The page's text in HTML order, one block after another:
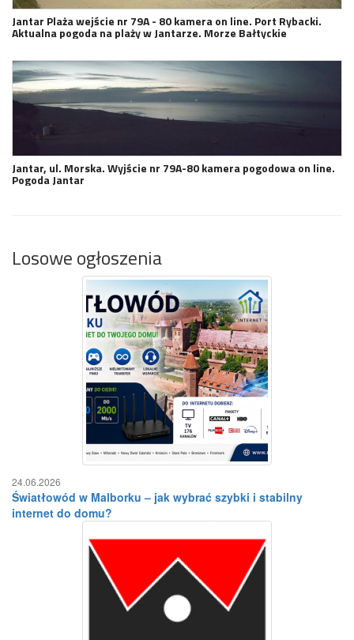
Jantar Plaża wejście nr 79A - 80 kamera on line. Port Rybacki.
Aktualna pogoda na plaży w Jantarze. Morze Bałtyckie
Jantar, ul. Morska. Wyjście nr 79A-80 kamera pogodowa on line.
Pogoda Jantar
Losowe ogłoszenia
24.06.2026
Światłowód w Malborku – jak wybrać szybki i stabilny
internet do domu?